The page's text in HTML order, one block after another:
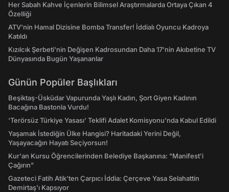
Her Sabah Kahve İçenlerin Bilimsel Araştırmalarda Ortaya Çıkan 4
Özelliği
ATV'nin Hamal Dizisine Bomba Transfer! İddialı Oyuncu Kadroya
Katıldı
Kızılcık Şerbeti'nin Değişen Kadrosundan Daha 17'nin Akıbetine TV
Dünyasında Bugün Yaşananlar
Günün Popüler Başlıkları
Beşiktaş-Üsküdar Vapurunda Yaşlı Kadın, Şort Giyen Kadının
Bacağına Bastonla Vurdu!
‘Terörsüz Türkiye Yasası’ Teklifi Adalet Komisyonu'nda Kabul Edildi
Yaşamak İstediğin Ülke Hangisi? Haritadaki Yerini Değil,
Yaşayacağın Hayatı Seçiyorsun!
Kur'an Kursu Öğrencilerinden Belediye Başkanına: "Manifest’i
Çağırın"
Gazeteci Fatih Atik'ten Çarpıcı İddia: Çerçeve Yasa Selahattin
Demirtaş'ı Kapsıyor